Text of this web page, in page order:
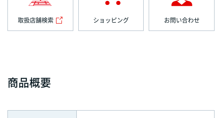
取扱店舗検索 ショッピング お問い合わせ
商品概要